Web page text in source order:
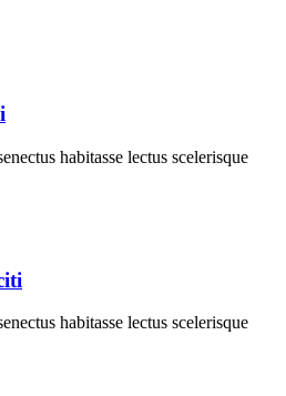
habitasse lectus scelerisque
habitasse lectus scelerisque